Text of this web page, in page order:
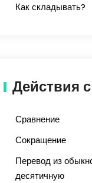
Как складывать?
Действия
Сравнение
Сокращение
Перевод из
десятичную